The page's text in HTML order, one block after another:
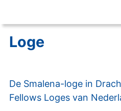
Loge
De Smalena-loge in
Fellows Loges van